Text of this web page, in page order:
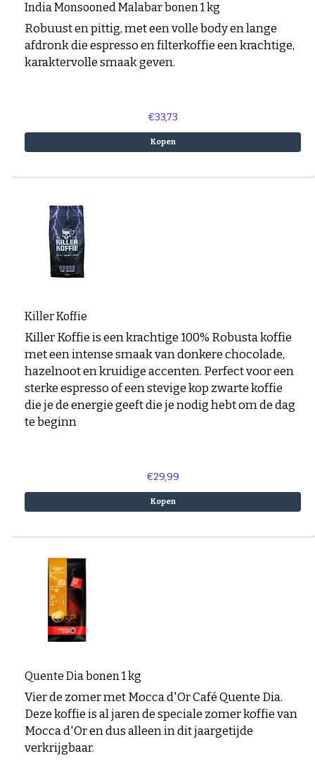
India Monsooned Malabar bonen 1 kg
Robuust en pittig, met een volle body en lange
afdronk die espresso en filterkoffie een krachtige,
karaktervolle smaak geven.
€33,73
Kopen
Killer Koffie
Killer Koffie is een krachtige 100% Robusta koffie
met een intense smaak van donkere chocolade,
hazelnoot en kruidige accenten. Perfect voor een
sterke espresso of een stevige kop zwarte koffie
die je de energie geeft die je nodig hebt om de dag
te beginn
€29,99
Kopen
Quente Dia bonen 1 kg
Vier de zomer met Mocca d'Or Café Quente Dia.
Deze koffie is al jaren de speciale zomer koffie van
Mocca d'Or en dus alleen in dit jaargetijde
verkrijgbaar.